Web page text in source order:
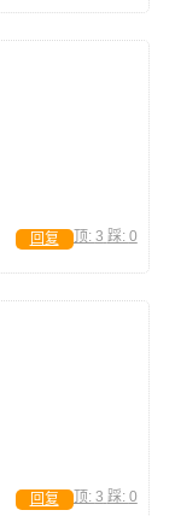
顶: 3 踩: 0
回复
顶: 3 踩: 0
回复